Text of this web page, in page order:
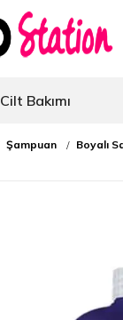
Cilt Bakımı
Şampuan Boyalı